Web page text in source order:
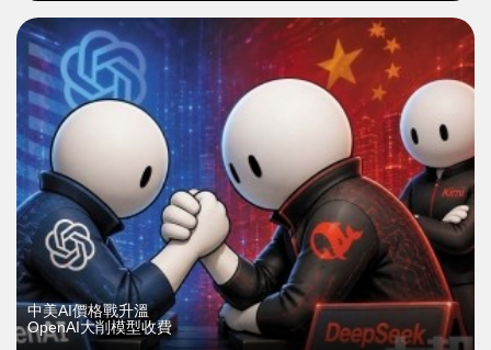
中美AI價格戰升溫
OpenAI大削模型收費